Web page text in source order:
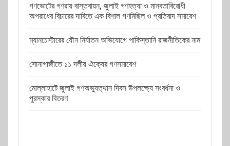
গণভোটের গণরায় বাস্তবায়ন, জুলাই গণহত্যা ও মানবতাবিরোধী
অপরাধের বিচারের দাবিতে এক বিশাল গণমিছিল ও প্রতিবাদ সমাবেশ
ম্যানচেস্টারের যৌন নির্যাতন অভিযোগে পাকিস্তানি রাজনীতিকের নাম
সোনাগাজীতে ১১ দলীয় ঐক্যের গণসমাবেশ
মোল্লাহাটে জুলাই গণঅভ্যুত্থান দিবস উপলক্ষ্যে সংবর্ধনা ও
পুরস্কার বিতরণ